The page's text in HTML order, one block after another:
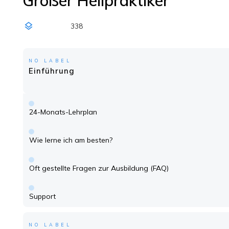
338
NO LABEL
Einführung
24-Monats-Lehrplan
Wie lerne ich am besten?
Oft gestellte Fragen zur Ausbildung (FAQ)
Support
NO LABEL